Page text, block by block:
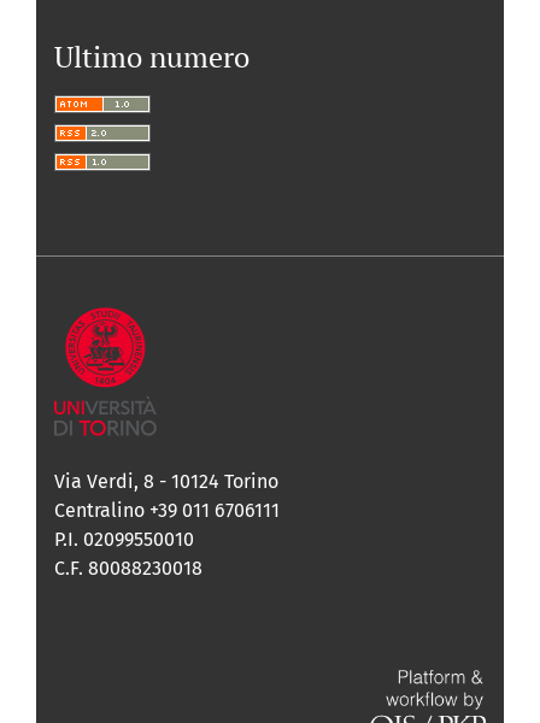
Ultimo numero
Via Verdi, 8 - 10124 Torino
Centralino +39 011 6706111
P.I. 02099550010
C.F. 80088230018